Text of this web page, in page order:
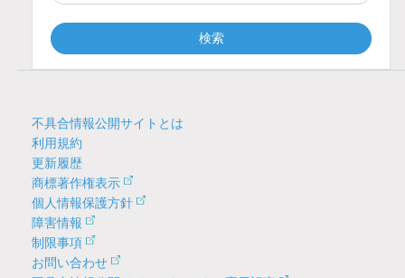
検索
不具合情報公開サイトとは
利用規約
更新履歴
商標著作権表示
個人情報保護方針
障害情報
制限事項
お問い合わせ